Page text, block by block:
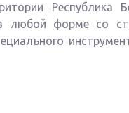
Республика
любой форме со